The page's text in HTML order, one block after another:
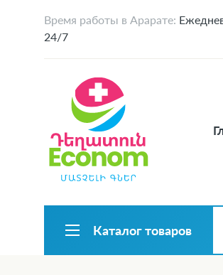
Время работы в Арарате:
24/7
Каталог товаров